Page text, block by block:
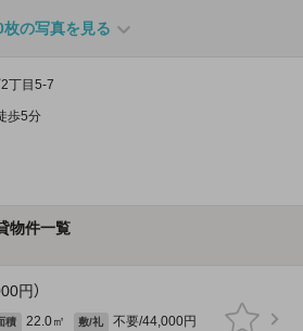
枚の写真を見る
丁目5-7
歩5分
物件一覧
円）
積 22.0㎡ 敷/礼
不要/44,000円